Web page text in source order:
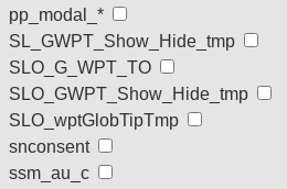
pp_modal_*
SL_GWPT_Show_Hide_tmp
SLO_G_WPT_TO
SLO_GWPT_Show_Hide_tmp
SLO_wptGlobTipTmp
snconsent
ssm_au_c